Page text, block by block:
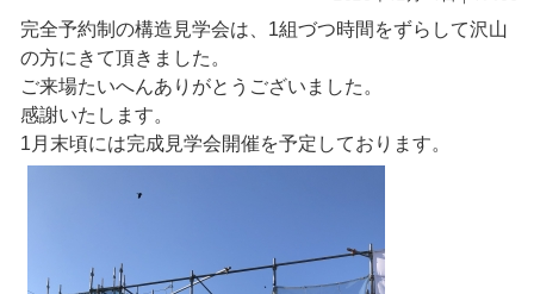
完全予約制の構造見学会は、1組づつ時間をずらして沢山
の方にきて頂きました。
ご来場たいへんありがとうございました。
感謝いたします。
1月末頃には完成見学会開催を予定しております。